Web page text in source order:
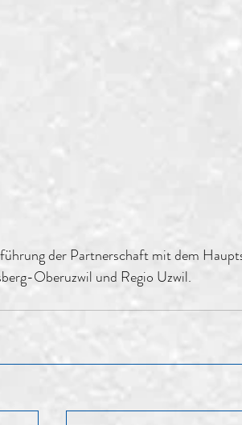
der Partnerschaft mit dem
Oberuzwil und Regio Uzwil.